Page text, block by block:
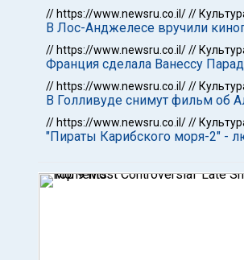
// https://www.newsru.co.il///
В Лос-Анджелесе вручили
// https://www.newsru.co.il///
Франция сделала Ванессу
// https://www.newsru.co.il///
В Голливуде снимут фильм об
// https://www.newsru.co.il///
"Пираты Карибского моря-2" -